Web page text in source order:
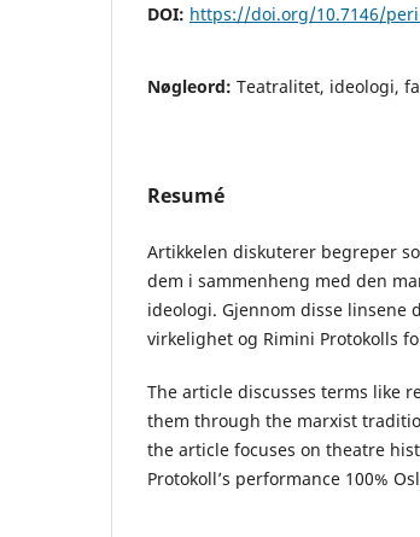
DOI: https://doi.org/10.7146/
Nøgleord: Teatralitet, ideologi,
Resumé
Artikkelen diskuterer begreper
dem i sammenheng med den
ideologi. Gjennom disse linsene
virkelighet og Rimini Protokolls
The article discusses terms like
them through the marxist
the article focuses on theatre
Protokoll’s performance 100%